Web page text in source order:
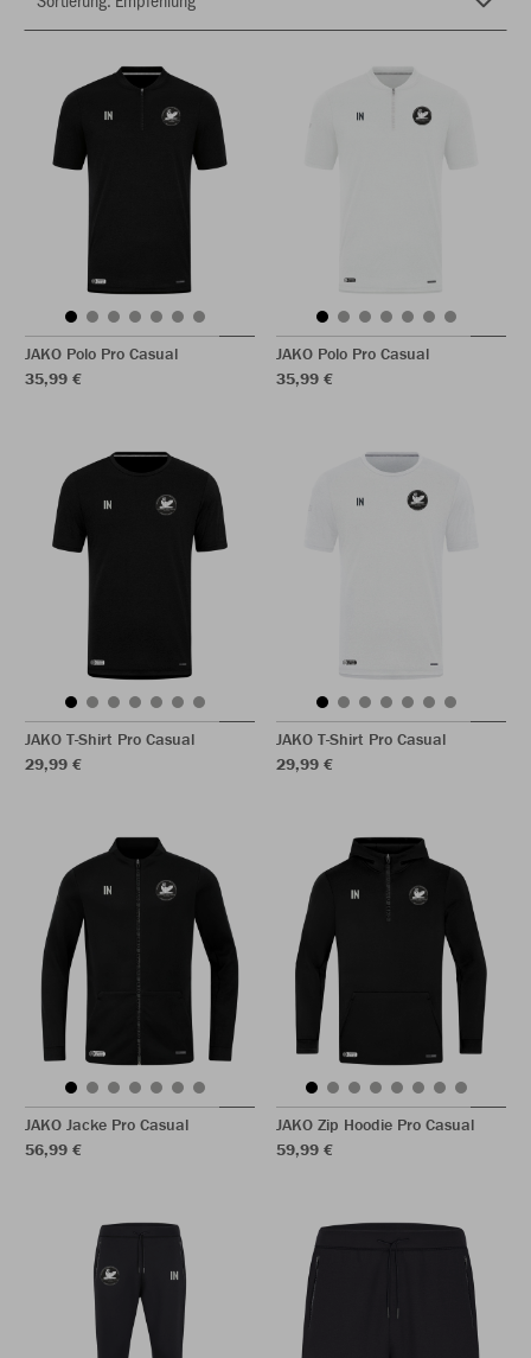
JAKO Polo Pro Casual
35,99 €
JAKO Polo Pro Casual
35,99 €
JAKO T-Shirt Pro Casual
29,99 €
JAKO T-Shirt Pro Casual
29,99 €
JAKO Jacke Pro Casual
56,99 €
JAKO Zip Hoodie Pro Casual
59,99 €